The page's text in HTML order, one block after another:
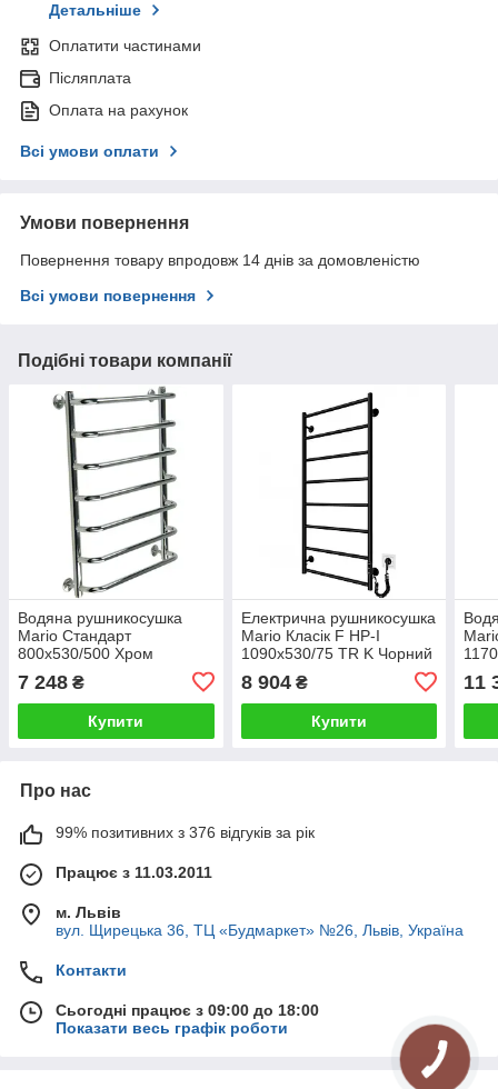
Детальніше
Оплатити частинами
Післяплата
Оплата на рахунок
Всі умови оплати
Умови повернення
Повернення товару впродовж 14 днів за домовленістю
Всі умови повернення
Подібні товари компанії
Водяна рушникосушка
Mario Стандарт
800x530/500 Хром
7 248 ₴
Купити
Електрична рушникосушка
Mario Класік F НР-I
1090x530/75 TR K Чорний
8 904₴
Купити
11
Про нас
99% позитивних з 376 відгуків за рік
Працює з 11.03.2011
м. Львів
вул. Щирецька 36, ТЦ «Будмаркет» №26, Львів, Україна
Контакти
Сьогодні працює з 09:00 до 18:00
Показати весь графік роботи